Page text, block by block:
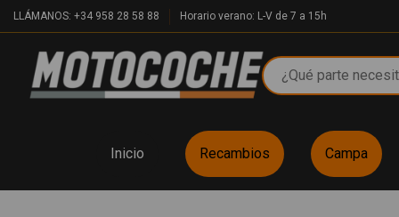
LLÁMANOS: +34 958 28 58 88 Horario verano: L-V de 7 a 15h
Inicio Recambios Campa